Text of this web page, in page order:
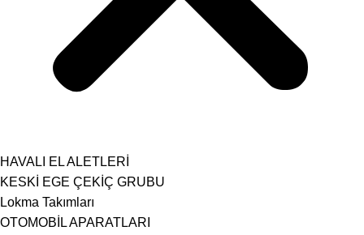
HAVALI EL ALETLERİ
KESKİ EGE ÇEKİÇ GRUBU
Lokma Takımları
OTOMOBİL APARATLARI